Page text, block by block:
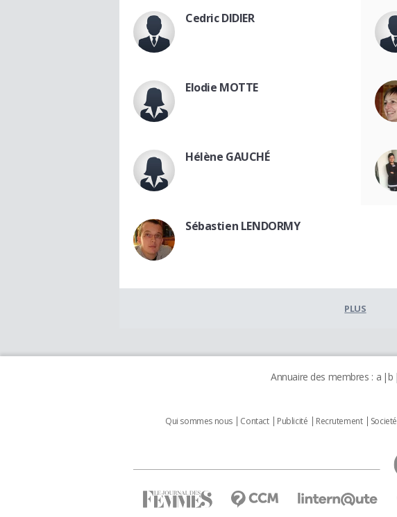
Cedric DIDIER
Elodie MOTTE
Hélène GAUCHÉ
Sébastien LENDORMY
PLUS
Annuaire des membres : a b
Qui sommes nous Contact Publicité Recrutement Societé